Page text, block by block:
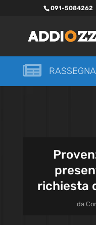
091-5084262

richiesta
da